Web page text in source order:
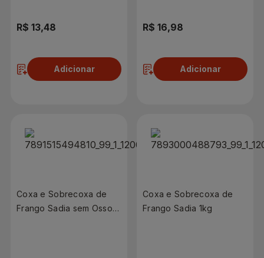
R$ 13,48
Adicionar
R$ 16,98
Adicionar
Coxa e Sobrecoxa de
Frango Sadia sem Osso
Coxa e Sobrecoxa de
Frango Sadia 1kg